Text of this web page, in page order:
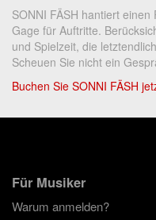
SONNI FÄSH hantiert
Gage für Auftritte.
und Spielzeit, die
Scheuen Sie nicht ein
Buchen Sie SONNI FÄSH
Für Musiker
Warum anmelden?